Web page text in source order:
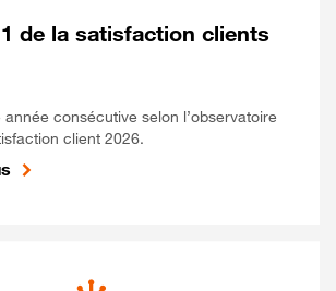
de la satisfaction clients
année consécutive selon l’observatoire
client 2026.